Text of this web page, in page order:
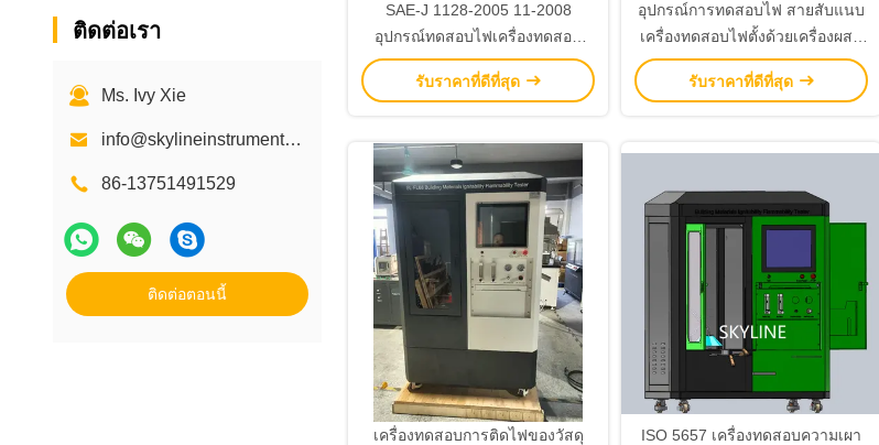
ติดต่อเรา
Ms. Ivy Xie
info@skylineinstruments.com skylineinstruments@hotmail.com
86-13751491529
ติดต่อตอนนี้
SAE-J 1128-2005 11-2008
อุปกรณ์ทดสอบไฟเครื่องทดสอบ
ความไวไฟในแนวตั้งสำหรับสายไฟ
/ สายเคเบิล
รับราคาที่ดีที่สุด
อุปกรณ์การทดสอบไฟ สายสับแนบ
เครื่องทดสอบไฟตั้งด้วยเครื่องผสม
อากาศ-ก๊าซเวนทูรี
รับราคาที่ดีที่สุด
เครื่องทดสอบการติดไฟของวัสดุ
ISO 5657 เครื่องทดสอบความเผา